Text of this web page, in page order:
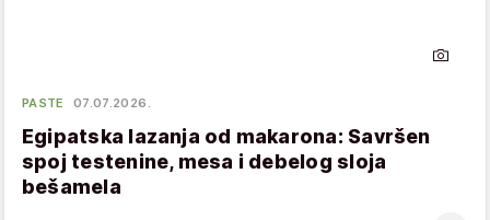
PASTE 07.07.2026.
Egipatska lazanja od makarona: Savršen
spoj testenine, mesa i debelog sloja
bešamela